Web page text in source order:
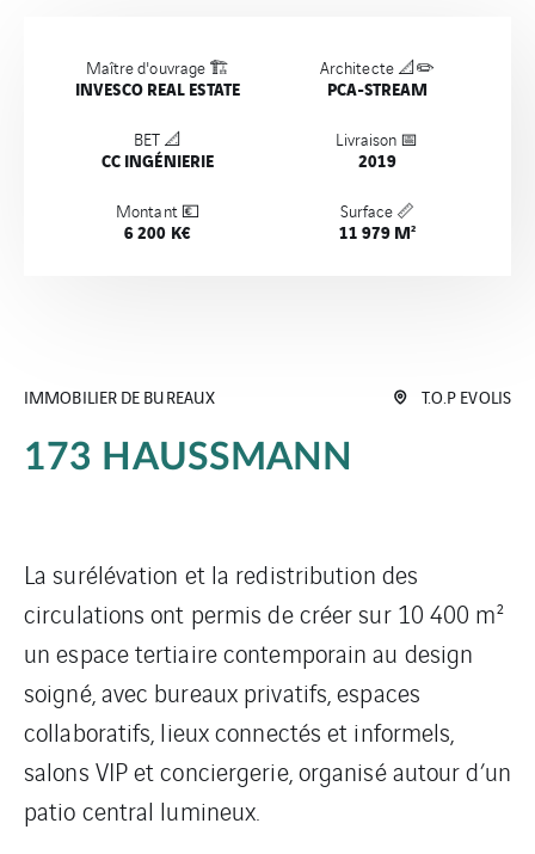
Maître d'ouvrage 🏗️
INVESCO REAL ESTATE
Architecte 📐✏️
PCA-STREAM
BET 📐
CC INGÉNIERIE
Livraison 📅
2019
Montant 💶
6 200 K€
Surface 📏
11 979 M²
IMMOBILIER DE BUREAUX T.O.P EVOLIS
173 HAUSSMANN
La surélévation et la redistribution des
circulations ont permis de créer sur 10 400 m²
un espace tertiaire contemporain au design
soigné, avec bureaux privatifs, espaces
collaboratifs, lieux connectés et informels,
salons VIP et conciergerie, organisé autour d’un
patio central lumineux.